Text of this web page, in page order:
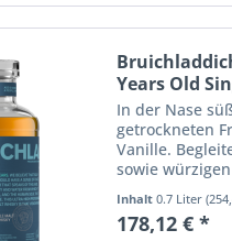
Years Old
In der Nase
getrockneten
Vanille.
sowie
und Zimt. Im
und
Inhalt 0.7 Liter
178,12 € *